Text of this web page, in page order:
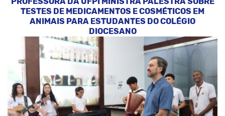
TESTES DE MEDICAMENTOS E COSMÉTICOS EM
ANIMAIS PARA ESTUDANTES DO COLÉGIO
DIOCESANO